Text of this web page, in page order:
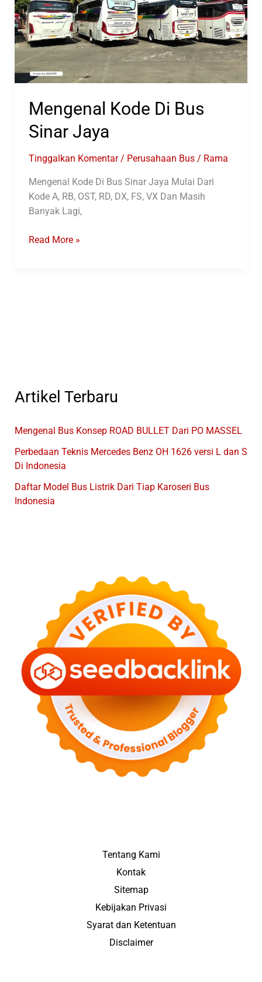
Indonesia
Mengenal Kode Di Bus
Sinar Jaya
Tinggalkan Komentar / Perusahaan Bus/ Rama
Mengenal Kode Di Bus Sinar Jaya Mulai Dari
Kode A, RB, OST, RD, DX, FS, VX Dan Masih
Banyak Lagi,
Mengenal
Read More »
Artikel Terbaru
Mengenal Bus Konsep ROAD BULLET Dari PO MASSEL
Perbedaan Teknis Mercedes Benz OH 1626 versi L dan S
Di Indonesia
Daftar Model Bus Listrik Dari Tiap Karoseri Bus
Indonesia
Tentang Kami
Kontak
Sitemap
Kebijakan Privasi
Syarat dan Ketentuan
Disclaimer